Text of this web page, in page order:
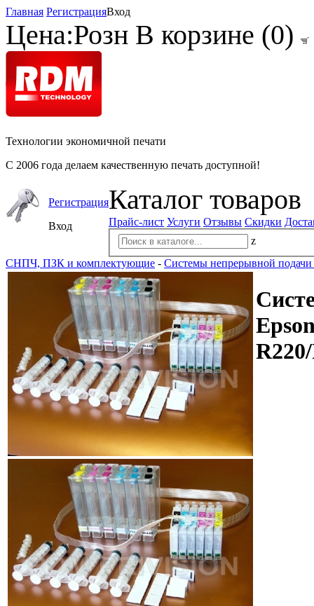
Главная РегистрацияВход
Цена:Розн В корзине (0)
Технологии экономичной печати
С 2006 года делаем качественную печать доступной!
Регистрация
Вход
Каталог товаров
Прайс-лист Услуги Отзывы Скидки
z
СНПЧ, ПЗК и комплектующие - Системы непрерывной подачи